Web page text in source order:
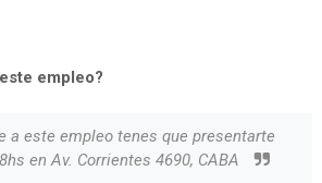
empleo?
a este empleo tenes que presentarte
en Av. Corrientes 4690, CABA